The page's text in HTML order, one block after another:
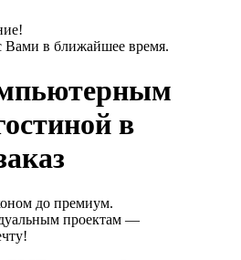
Вами в ближайшее время.
в
до премиум.
проектам —